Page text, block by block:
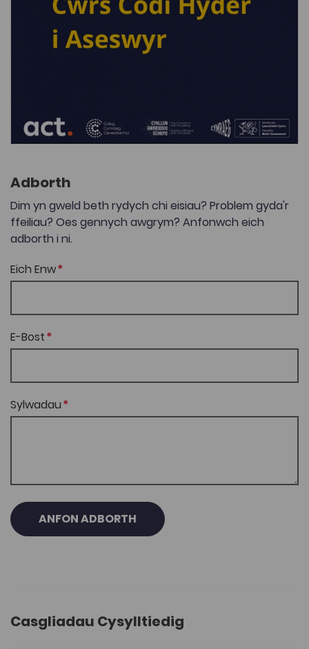
Adborth
Dim yn gweld beth rydych chi eisiau? Problem gyda'r
ffeiliau? Oes gennych awgrym? Anfonwch eich
adborth i ni.
Eich Enw
E-Bost
Sylwadau
ANFON ADBORTH
Casgliadau Cysylltiedig